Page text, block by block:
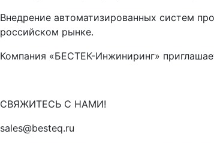
Внедрение автоматизированных систем
российском рынке.
Компания «БЕСТЕК-Инжиниринг»
СВЯЖИТЕСЬ С НАМИ!
sales@besteq.ru